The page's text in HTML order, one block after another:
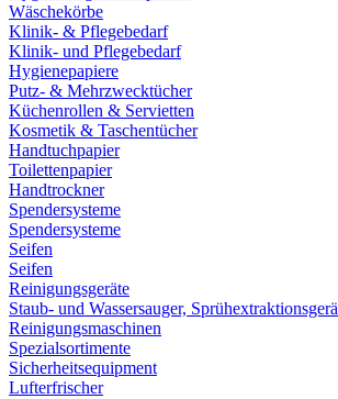
Wäschekörbe
Klinik- & Pflegebedarf
Klinik- und Pflegebedarf
Hygienepapiere
Putz- & Mehrzwecktücher
Küchenrollen & Servietten
Kosmetik & Taschentücher
Handtuchpapier
Toilettenpapier
Handtrockner
Spendersysteme
Spendersysteme
Seifen
Seifen
Reinigungsgeräte
Staub- und Wassersauger,
Reinigungsmaschinen
Spezialsortimente
Sicherheitsequipment
Lufterfrischer